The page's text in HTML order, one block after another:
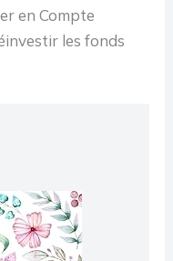
en Compte
les fonds